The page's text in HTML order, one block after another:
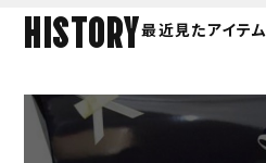
HISTORY最近見たアイテム